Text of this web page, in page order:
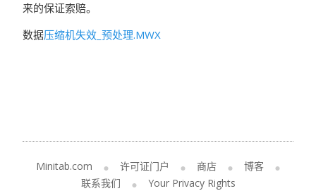
来的保证索赔。
数据压缩机失效_预处理.MWX
Minitab.com 许可证门户 商店
博客
联系我们
Your Privacy Rights